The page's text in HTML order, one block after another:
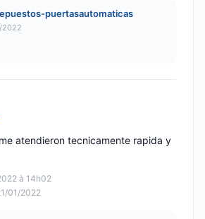
puertasautomaticas
2022
à 14h02
01/2022
atendieron tecnicamente rapida y